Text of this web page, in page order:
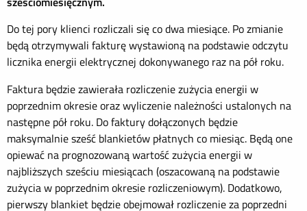
Do tej pory klienci rozliczali się co dwa miesiące. Po zmianie
będą otrzymywali fakturę wystawioną na podstawie odczytu
licznika energii elektrycznej dokonywanego raz na pół roku.
Faktura będzie zawierała rozliczenie zużycia energii w
poprzednim okresie oraz wyliczenie należności ustalonych na
następne pół roku. Do faktury dołączonych będzie
maksymalnie sześć blankietów płatnych co miesiąc. Będą one
opiewać na prognozowaną wartość zużycia energii w
najbliższych sześciu miesiącach (oszacowaną na podstawie
zużycia w poprzednim okresie rozliczeniowym). Dodatkowo,
pierwszy blankiet będzie obejmował rozliczenie za poprzedni